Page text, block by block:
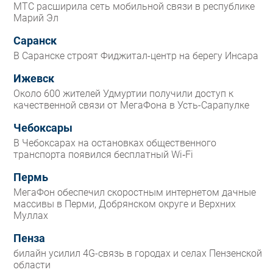
МТС расширила сеть мобильной связи в республике
Марий Эл
Саранск
В Саранске строят Фиджитал-центр на берегу Инсара
Ижевск
Около 600 жителей Удмуртии получили доступ к
качественной связи от МегаФона в Усть-Сарапулке
Чебоксары
В Чебоксарах на остановках общественного
транспорта появился бесплатный Wi‑Fi
Пермь
МегаФон обеспечил скоростным интернетом дачные
массивы в Перми, Добрянском округе и Верхних
Муллах
Пенза
билайн усилил 4G-связь в городах и селах Пензенской
области